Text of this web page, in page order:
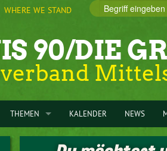
WHERE WE STAND
90/DIE
THEMEN
ENERGIESPAREN
KALENDER NEWS